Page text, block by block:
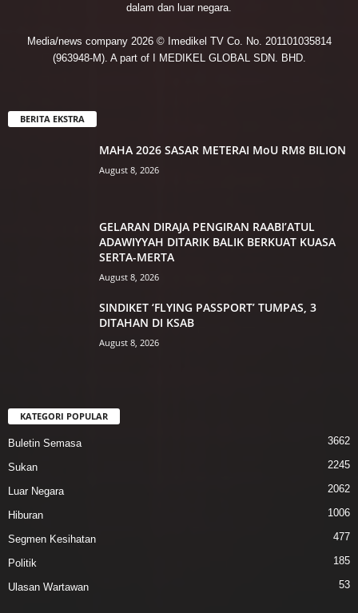
dalam dan luar negara.
Media/news company 2026 © Imedikel TV Co. No. 201101035814
(963948-M). A part of I MEDIKEL GLOBAL SDN. BHD.
BERITA EKSTRA
MAHA 2026 SASAR METERAI MoU RM8 BILION
August 8, 2026
GELARAN DIRAJA PENGIRAN RAABI’ATUL
ADAWIYYAH DITARIK BALIK BERKUAT KUASA
SERTA-MERTA
August 8, 2026
SINDIKET ‘FLYING PASSPORT’ TUMPAS, 3
DITAHAN DI KSAB
August 8, 2026
KATEGORI POPULAR
Buletin Semasa 3662
Sukan 2245
Luar Negara 2062
Hiburan 1006
Segmen Kesihatan 477
Politik 185
Ulasan Wartawan 53